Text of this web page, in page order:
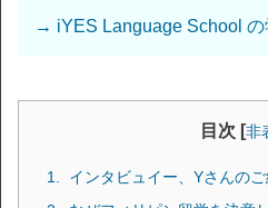
→ iYES Language School の
目次 [非
インタビュイー、Yさんの